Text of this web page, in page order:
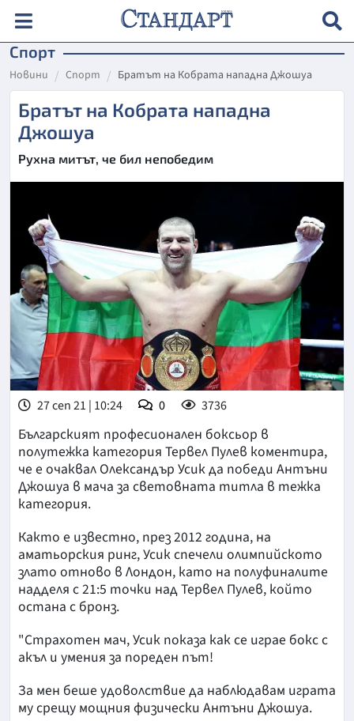
Спорт
Новини Спорт Братът на Кобрата нападна Джошуа
Братът на Кобрата нападна
Джошуа
Рухна митът, че бил непобедим
27 сеп 21 | 10:24 0 3736
Българският професионален боксьор в
полутежка категория Тервел Пулев коментира,
че е очаквал Олександър Усик да победи Антъни
Джошуа в мача за световната титла в тежка
категория.
Както е известно, през 2012 година, на
аматьорския ринг, Усик спечели олимпийското
злато отново в Лондон, като на полуфиналите
надделя с 21:5 точки над Тервел Пулев, който
остана с бронз.
"Страхотен мач, Усик показа как се играе бокс с
акъл и умения за пореден път!
За мен беше удоволствие да наблюдавам играта
му срещу мощния физически Антъни Джошуа.